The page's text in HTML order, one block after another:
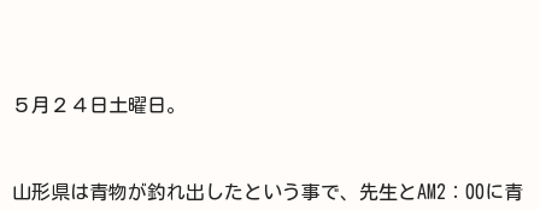
５月２４日土曜日。
山形県は青物が釣れ出したという事で、先生とAM2：00に青